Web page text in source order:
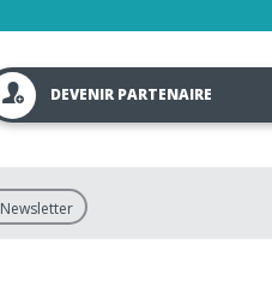
DEVENIR PARTENAIRE
Newsletter